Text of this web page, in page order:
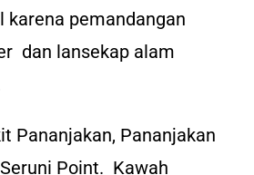
karena pemandangan
dan lansekap alam
Pananjakan, Pananjakan
Point. Kawah